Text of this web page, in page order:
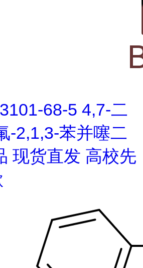
68-5 4,7-二
-2,1,3-苯并噻二
现货直发 高校先